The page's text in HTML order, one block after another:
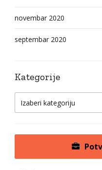
novembar 2020
septembar 2020
Kategorije